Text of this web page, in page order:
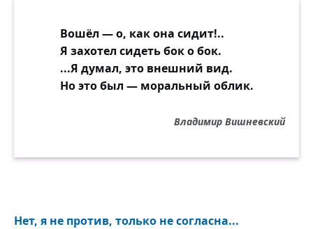
Вошёл — о, как она сидит!..
Я захотел сидеть бок о бок.
...Я думал, это внешний вид.
Но это был — моральный облик.
Владимир Вишневский
Нет, я не против, только не согласна...